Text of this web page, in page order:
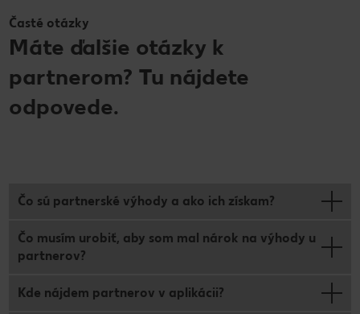
Časté otázky
Máte ďalšie otázky k
partnerom? Tu nájdete
odpovede.
Čo sú partnerské výhody a ako ich získam?
Čo musím urobiť, aby som mal nárok na výhody u
partnerov?
Kde nájdem partnerov v aplikácii?